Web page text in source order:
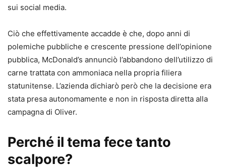
sui social media.
Ciò che effettivamente accadde è che, dopo anni di
polemiche pubbliche e crescente pressione dell’opinione
pubblica, McDonald’s annunciò l’abbandono dell’utilizzo di
carne trattata con ammoniaca nella propria filiera
statunitense. L’azienda dichiarò però che la decisione era
stata presa autonomamente e non in risposta diretta alla
campagna di Oliver.
Perché il tema fece tanto
scalpore?